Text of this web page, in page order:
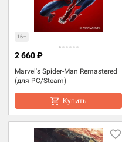
16+
Marvel's Spider-Man Remastered
(для PC/Steam)
2 660 ₽
Купить